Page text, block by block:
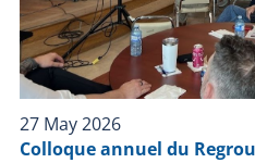
27 May 2026
Colloque annuel du